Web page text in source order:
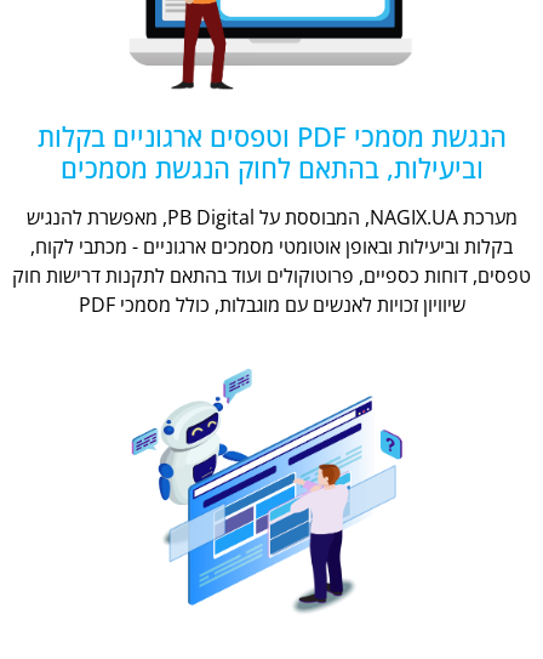
הנגשת מסמכי PDF וטפסים ארגוניים בקלות
וביעילות, בהתאם לחוק הנגשת מסמכים
מערכת NAGIX.UA, המבוססת על PB Digital, מאפשרת להנגיש
בקלות וביעילות ובאופן אוטומטי מסמכים ארגוניים - מכתבי לקוח,
טפסים, דוחות כספיים, פרוטוקולים ועוד בהתאם לתקנות דרישות חוק
שיוויון זכויות לאנשים עם מוגבלות, כולל מסמכי PDF